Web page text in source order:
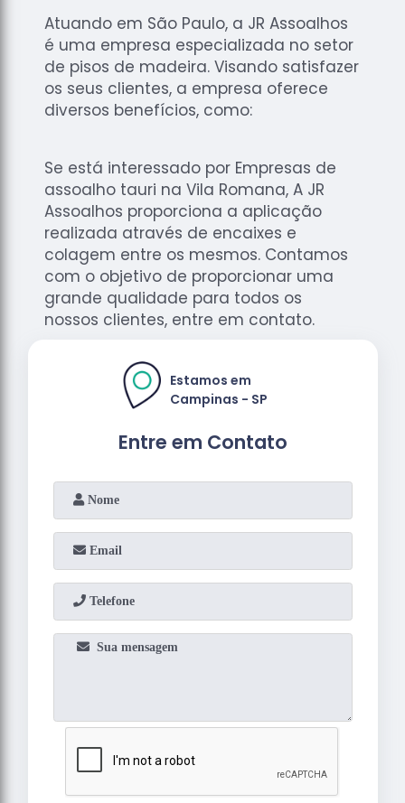
Atuando em São Paulo, a JR Assoalhos
é uma empresa especializada no setor
de pisos de madeira. Visando satisfazer
os seus clientes, a empresa oferece
diversos benefícios, como:
Se está interessado por Empresas de
assoalho tauri na Vila Romana, A JR
Assoalhos proporciona a aplicação
realizada através de encaixes e
colagem entre os mesmos. Contamos
com o objetivo de proporcionar uma
grande qualidade para todos os
nossos clientes, entre em contato.
Entre em Contato
Estamos em
Campinas - SP